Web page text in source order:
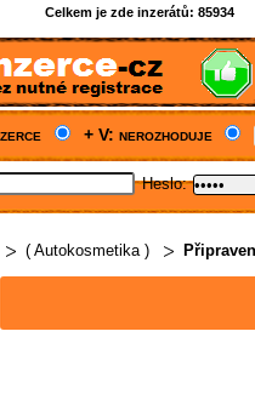
Celkem je zde inzerátů: 85934
+ V: nerozhoduje
Heslo:
( Autokosmetika )